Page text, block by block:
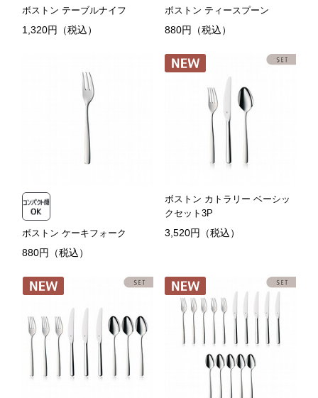
ボストン テーブルナイフ
1,320円（税込）
ボストン ティースプーン
880円（税込）
ボストン ケーキフォーク
880円（税込）
ボストン カトラリー ベーシッ
クセット3P
3,520円（税込）